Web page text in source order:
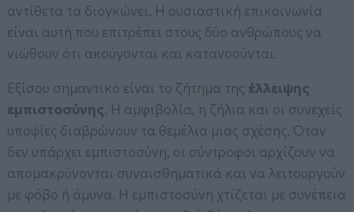
αντίθετα τα διογκώνει. Η ουσιαστική επικοινωνία
είναι αυτή που επιτρέπει στους δύο ανθρώπους να
νιώθουν ότι ακούγονται και κατανοούνται.
Εξίσου σημαντικό είναι το ζήτημα της έλλειψης
εμπιστοσύνης. Η αμφιβολία, η ζήλια και οι συνεχείς
υποψίες διαβρώνουν τα θεμέλια μιας σχέσης. Όταν
δεν υπάρχει εμπιστοσύνη, οι σύντροφοι αρχίζουν να
απομακρύνονται συναισθηματικά και να λειτουργούν
με φόβο ή άμυνα. Η εμπιστοσύνη χτίζεται με συνέπεια